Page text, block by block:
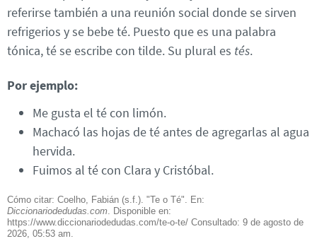
referirse también a una reunión social donde se sirven
refrigerios y se bebe té. Puesto que es una palabra
tónica, té se escribe con tilde. Su plural es tés.
Por ejemplo:
Me gusta el té con limón.
Machacó las hojas de té antes de agregarlas al agua
hervida.
Fuimos al té con Clara y Cristóbal.
Cómo citar: Coelho, Fabián (s.f.). "Te o Té". En:
Diccionariodedudas.com. Disponible en:
https://www.diccionariodedudas.com/te-o-te/ Consultado: 9 de agosto de
2026, 05:53 am.